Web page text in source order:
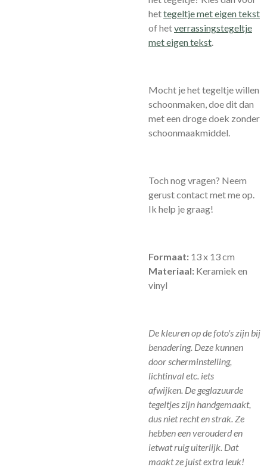
hettegeltje met eigen tekst
of hetverrassingstegeltje
met eigen tekst.
Mocht je het tegeltje willen
schoonmaken, doe dit dan
met een droge doek zonder
schoonmaakmiddel.
Toch nog vragen? Neem
gerust contact met me op.
Ik help je graag!
Formaat: 13 x 13 cm
Materiaal: Keramiek en
vinyl
De kleuren op de foto's zijn bij
benadering. Deze kunnen
door scherminstelling,
lichtinval etc. iets
afwijken. De geglazuurde
tegeltjes zijn handgemaakt,
dus niet recht en strak. Ze
hebben een verouderd en
ietwat ruig uiterlijk. Dat
maakt ze juist extra leuk!